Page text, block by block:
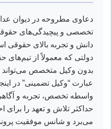
دعاوی مطروحه در دیوان
تخصصی و پیچیدگی‌های حقوقی
دانش و تجربه بالای حقوقی
دولتی که معمولاً از تیم‌های
بدون وکیل متخصص می‌تواند
عبارت “وکیل تضمینی” در
واسطه تخصص، تجربه و
حداکثر تلاش و تعهد را برای
می‌برد و شانس موفقیت